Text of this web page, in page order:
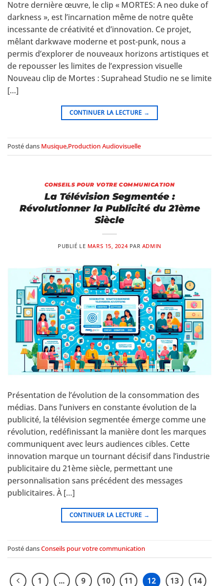
Notre dernière œuvre, le clip « MORTES: A neo duke of
darkness », est l’incarnation même de notre quête
incessante de créativité et d’innovation. Ce projet,
mêlant darkwave moderne et post-punk, nous a
permis d’explorer de nouveaux horizons artistiques et
de repousser les limites de l’expression visuelle
Nouveau clip de Mortes : Suprahead Studio ne se limite
[…]
CONTINUER LA LECTURE →
Posté dans Musique,Production Audiovisuelle
CONSEILS POUR VOTRE COMMUNICATION
La Télévision Segmentée :
Révolutionner la Publicité du 21ème
Siècle
PUBLIÉ LE MARS 15, 2024 PAR ADMIN
Présentation de l’évolution de la consommation des
médias. Dans l’univers en constante évolution de la
publicité, la télévision segmentée émerge comme une
révolution, redéfinissant la manière dont les marques
communiquent avec leurs audiences cibles. Cette
innovation marque un tournant décisif dans l’industrie
publicitaire du 21ème siècle, permettant une
personnalisation sans précédent des messages
publicitaires. À […]
CONTINUER LA LECTURE →
Posté dansConseils pour votre communication
1 … 9 10 11 12 13
14